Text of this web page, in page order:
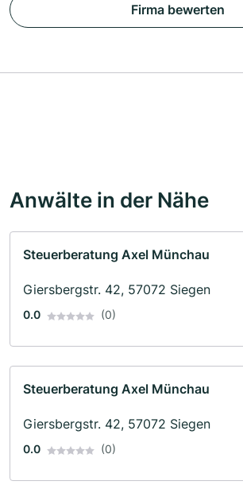
Firma bewerten
Anwälte in der Nähe
Steuerberatung Axel Münchau
Giersbergstr. 42, 57072 Siegen
0.0 (0)
Steuerberatung Axel Münchau
Giersbergstr. 42, 57072 Siegen
0.0 (0)